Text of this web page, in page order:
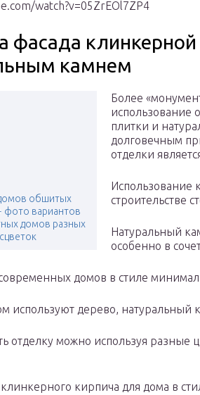
watch?v=05ZrEOl7ZP4
фасада
камнем
обшитых
фото вариантов
домов разных
Более
использование
плитки и
долговечным
отделки
Использование
строительстве
Натуральный
особенно в
домов в стиле
используют дерево, натуральный
отделку можно используя разные
кирпича для дома в